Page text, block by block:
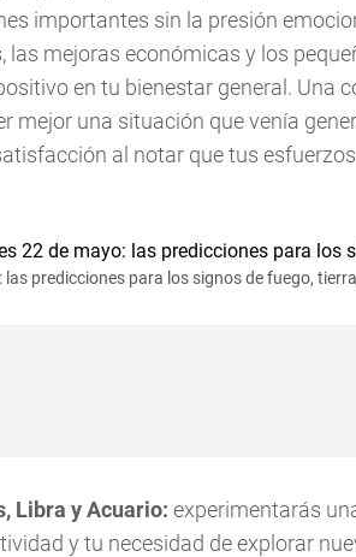
importantes sin la presión
las mejoras económicas y los
en tu bienestar general. Una
mejor una situación que venía
al notar que tus
predicciones para los signos de fuego,
Libra y Acuario: experimentarás
y tu necesidad de explorar